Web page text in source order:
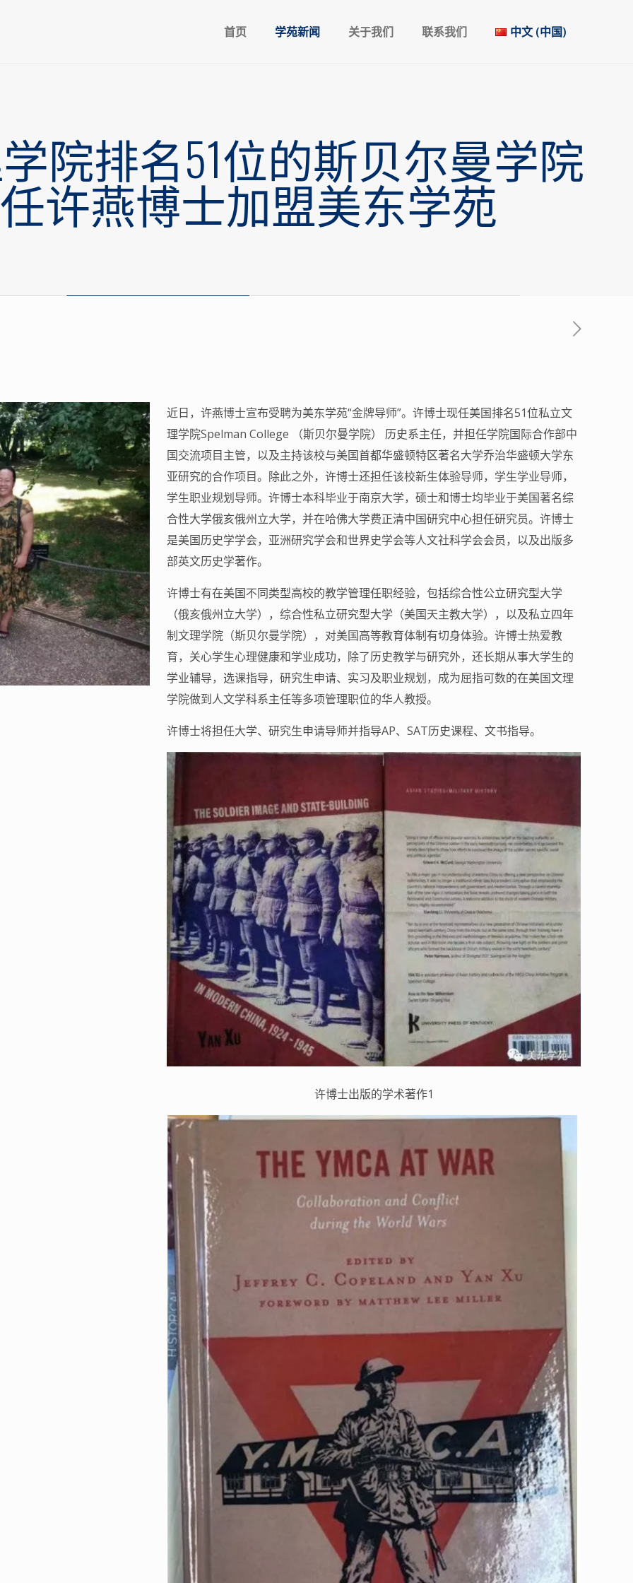
首页 学苑新闻 关于我们 联系我们 中文 (中国)
院排名51位的斯贝尔曼学院
许燕博士加盟美东学苑
近日，许燕博士宣布受聘为美东学苑“金牌导师”。许博士现任美国排名51位私立文
理学院Spelman College （斯贝尔曼学院） 历史系主任，并担任学院国际合作部中
国交流项目主管，以及主持该校与美国首都华盛顿特区著名大学乔治华盛顿大学东
亚研究的合作项目。除此之外，许博士还担任该校新生体验导师，学生学业导师，
学生职业规划导师。许博士本科毕业于南京大学，硕士和博士均毕业于美国著名综
合性大学俄亥俄州立大学，并在哈佛大学费正清中国研究中心担任研究员。许博士
是美国历史学学会，亚洲研究学会和世界史学会等人文社科学会会员，以及出版多
部英文历史学著作。
许博士有在美国不同类型高校的教学管理任职经验，包括综合性公立研究型大学
（俄亥俄州立大学），综合性私立研究型大学（美国天主教大学），以及私立四年
制文理学院（斯贝尔曼学院），对美国高等教育体制有切身体验。许博士热爱教
育，关心学生心理健康和学业成功，除了历史教学与研究外，还长期从事大学生的
学业辅导，选课指导，研究生申请、实习及职业规划，成为屈指可数的在美国文理
学院做到人文学科系主任等多项管理职位的华人教授。
许博士将担任大学、研究生申请导师并指导AP、SAT历史课程、文书指导。
许博士出版的学术著作1